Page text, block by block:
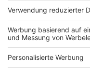
Hausanbieter-Suche
Bauprojekt-Profil
Für Unternehmen